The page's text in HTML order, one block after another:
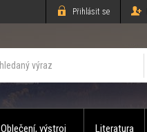
Přihlásit se
Oblečení, výstroj Literatura